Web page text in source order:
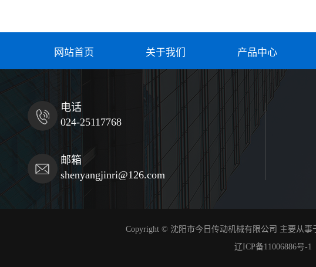
网站首页 关于我们 产品中心
电话
024-25117768
邮箱
shenyangjinri@126.com
Copyright © 沈阳市今日传动机械有限公司 主要从事
辽ICP备11006886号-1